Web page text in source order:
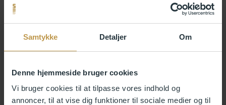
Samtykke Detaljer Om
Denne hjemmeside bruger cookies
Vi bruger cookies til at tilpasse vores indhold og
annoncer, til at vise dig funktioner til sociale medier og til